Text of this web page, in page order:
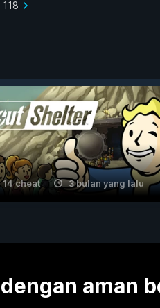
14 cheat 3 bulan yang lalu
aman